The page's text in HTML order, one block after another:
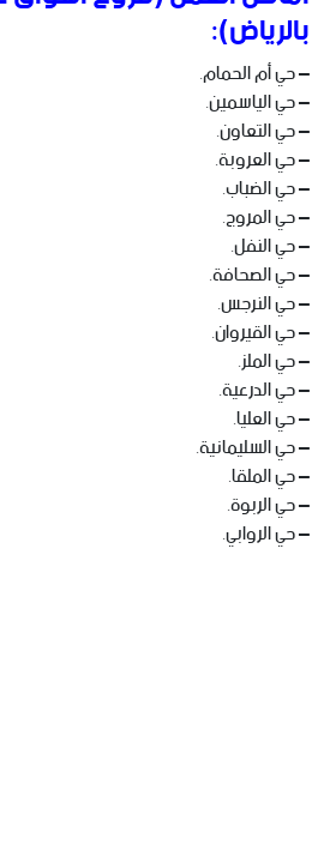
بالرياض):
– حي أم الحمام.
– حي الياسمين.
– حي التعاون.
– حي العروبة.
– حي الضباب.
– حي المروج.
– حي النفل.
– حي الصحافة.
– حي النرجس.
– حي القيروان.
– حي الملز.
– حي الدرعية.
– حي العليا.
– حي السليمانية.
– حي الملقا.
– حي الربوة.
– حي الروابي.